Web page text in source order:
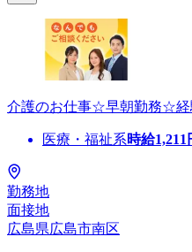
介護のお仕事☆早朝勤務☆
医療・福祉系時給1,211
勤務地
面接地
広島県広島市南区